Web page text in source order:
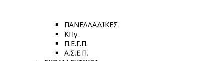
ΠΑΝΕΛΛΑΔΙΚΕΣ
ΚΠγ
Π.Ε.Γ.Π.
Α.Σ.Ε.Π.